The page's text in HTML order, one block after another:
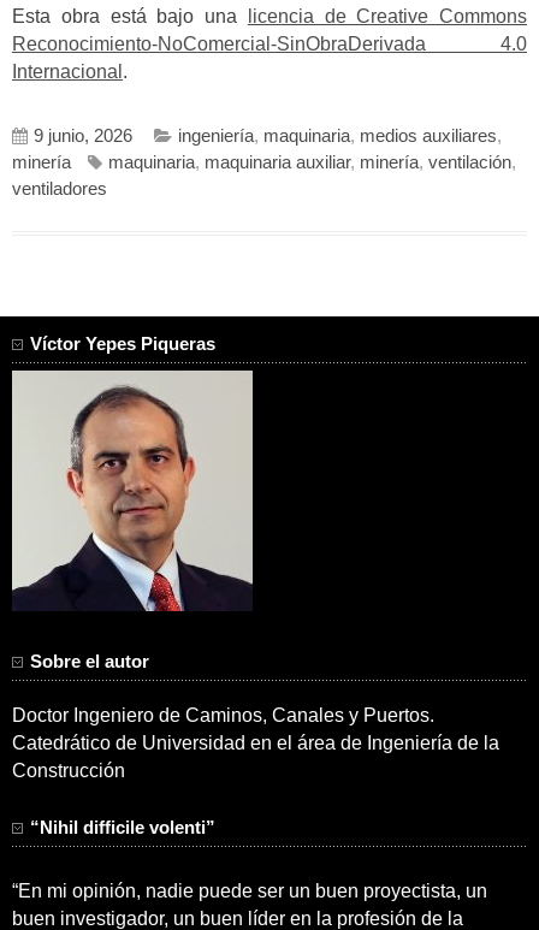
Esta obra está bajo una
licencia de Creative Commons
Reconocimiento-NoComercial-SinObraDerivada 4.0
Internacional .
9 junio, 2026 ingeniería, maquinaria, medios auxiliares,
minería
maquinaria, maquinaria auxiliar, minería, ventilación,
ventiladores
Víctor Yepes Piqueras
Sobre el autor
Doctor Ingeniero de Caminos, Canales y Puertos.
Catedrático de Universidad en el área de Ingeniería de la
Construcción
“Nihil difficile volenti”
“En mi opinión, nadie puede ser un buen proyectista, un
buen investigador, un buen líder en la profesión de la